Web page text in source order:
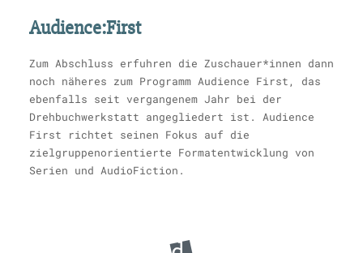
Audience:First
Zum Abschluss erfuhren die Zuschauer*innen dann
noch näheres zum Programm Audience First, das
ebenfalls seit vergangenem Jahr bei der
Drehbuchwerkstatt angegliedert ist. Audience
First richtet seinen Fokus auf die
zielgruppenorientierte Formatentwicklung von
Serien und AudioFiction.